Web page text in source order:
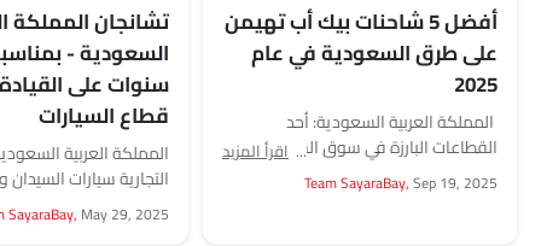
أفضل 5 شاحنات بيك أب تهيمن
على طرق السعودية في عام
2025
المملكة العربية السعودية: أحد
القطاعات البارزة في سوق السيارات في
السعودية والذي يجمع بين الشغف
بالسيارات والعمل الفعلي هو...
اقرأ المزيد
Team SayaraBay,Sep 19, 2025
تشانجان المملكة
سنوات على
قطاع السيارات
المملكة العربية
والشاحنات الصغيرة
لقد بنت العلامة التجارية
SayaraBay, May 29, 2025